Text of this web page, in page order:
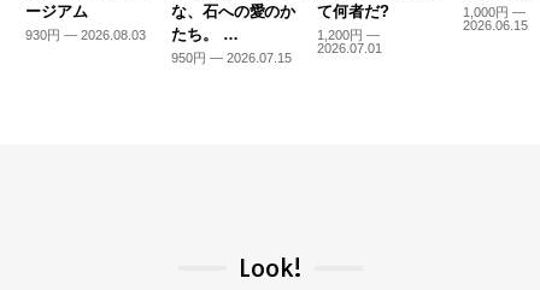
ージアム
930円 — 2026.08.03
な、石への愛のか
たち。 …
950円 — 2026.07.15
て何者だ?
1,200円 —
2026.07.01
1,000円 —
2026.06.15
Look!